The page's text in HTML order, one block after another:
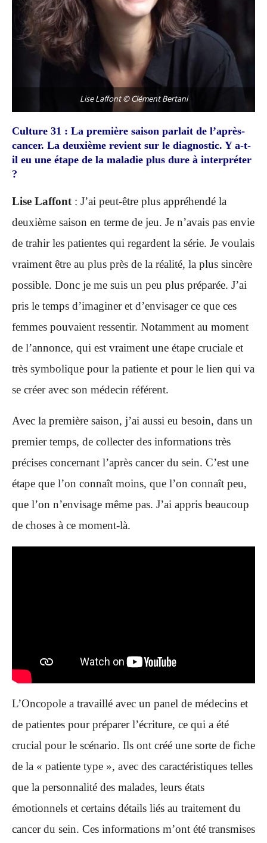
Lise Laffont © Clément Bertani
Culture 31 : La première saison parlait de l’après-
cancer. La deuxième revient sur le diagnostic. Y a-t-
il eu une étape de la maladie plus dure à interpréter
?
Lise Laffont: J’ai peut-être plus appréhendé la
deuxième saison en terme de jeu. Je n’avais pas envie
de trahir les patientes qui regardent la série. Je voulais
vraiment être au plus près de la réalité, la plus sincère
possible. Donc je me suis un peu plus préparée. J’ai
pris le temps d’imaginer et d’envisager ce que ces
femmes pouvaient ressentir. Notamment au moment
de l’annonce, qui est vraiment une étape cruciale et
très symbolique pour la patiente et pour le lien qui va
se créer avec son médecin référent.
Avec la première saison, j’ai aussi eu besoin, dans un
premier temps, de collecter des informations très
précises concernant l’après cancer du sein. C’est une
étape que l’on connaît moins, que l’on connaît peu,
que l’on n’envisage même pas. J’ai appris beaucoup
de choses à ce moment-là.
L’Oncopole a travaillé avec un panel de médecins et
de patientes pour préparer l’écriture, ce qui a été
crucial pour le scénario. Ils ont créé une sorte de fiche
de la « patiente type », avec des caractéristiques telles
que la personnalité des malades, leurs états
émotionnels et certains détails liés au traitement du
cancer du sein. Ces informations m’ont été transmises